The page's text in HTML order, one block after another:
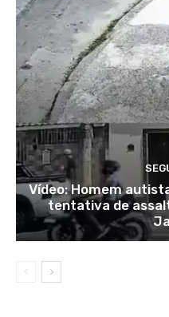
Vídeo: Homem
tentativa de